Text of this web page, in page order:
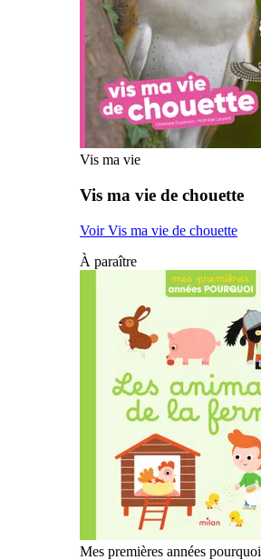
Vis ma vie
Vis ma vie de chouette
Voir Vis ma vie de chouette
À paraître
Mes premières années pourquoi